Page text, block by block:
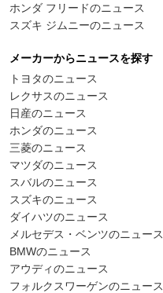
ホンダ フリードのニュース
スズキ ジムニーのニュース
メーカーからニュースを探す
トヨタのニュース
レクサスのニュース
日産のニュース
ホンダのニュース
三菱のニュース
マツダのニュース
スバルのニュース
スズキのニュース
ダイハツのニュース
メルセデス・ベンツのニュース
BMWのニュース
アウディのニュース
フォルクスワーゲンのニュース